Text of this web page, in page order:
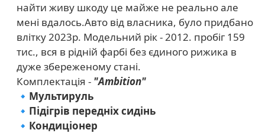
найти живу шкоду це майже не реально але
мені вдалось.Авто від власника, було придбано
влітку 2023р. Модельний рік - 2012. пробіг 159
тис., вся в рідній фарбі без єдиного рижика в
дуже збереженому стані.
Комплектація - "Ambition"
🔹Мультируль
🔹Підігрів передніх сидінь
🔹Кондиціонер